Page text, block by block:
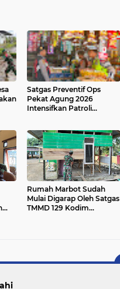
Satgas Preventif Ops
Pekat Agung 2026
Intensifkan Patroli
Rumah Marbot Sudah
Mulai Digarap Oleh Satgas
TMMD 129 Kodim